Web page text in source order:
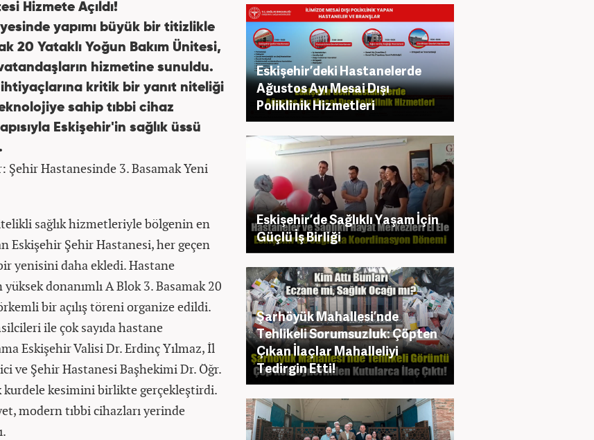
Hizmete Açıldı!
yapımı büyük bir titizlikle
20 Yataklı Yoğun Bakım Ünitesi,
hizmetine sunuldu.
kritik bir yanıt niteliği
sahip tıbbi cihaz
Eskişehir'in sağlık üssü
Hastanesinde 3. Basamak Yeni
sağlık hizmetleriyle bölgenin en
Şehir Hastanesi, her geçen
yenisini daha ekledi. Hastane
donanımlı A Blok 3. Basamak 20
bir açılış töreni organize edildi.
ile çok sayıda hastane
Eskişehir Valisi Dr. Erdinç Yılmaz, İl
ve Şehir Hastanesi Başhekimi Dr. Öğr.
kurdele kesimini birlikte gerçekleştirdi.
modern tıbbi cihazları yerinde
Eskişehir’deki Hastanelerde
Ağustos Ayı Mesai Dışı
Poliklinik Hizmetleri
Eskişehir’de Sağlıklı Yaşam İçin
Güçlü İş Birliği
Şarhöyük Mahallesi’nde
Tehlikeli Sorumsuzluk: Çöpten
Çıkan İlaçlar Mahalleliyi
Tedirgin Etti!